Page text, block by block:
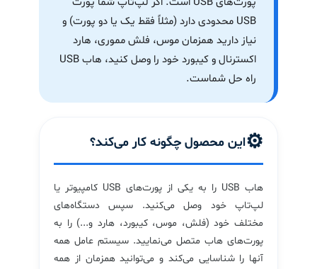
USB محدودی دارد (مثلاً فقط یک یا دو پورت) و
نیاز دارید همزمان موس، فلش مموری، هارد
اکسترنال و کیبورد خود را وصل کنید، هاب USB
راه حل شماست.
⚙️این محصول چگونه کار می‌کند؟
هاب USB را به یکی از پورت‌های USB کامپیوتر یا
لپ‌تاپ خود وصل می‌کنید. سپس دستگاه‌های
مختلف خود (فلش، موس، کیبورد، هارد و...) را به
پورت‌های هاب متصل می‌نمایید. سیستم عامل همه
آنها را شناسایی می‌کند و می‌توانید همزمان از همه